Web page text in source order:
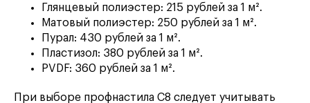
Глянцевый полиэстер: 215 рублей за 1 м².
Матовый полиэстер: 250 рублей за 1 м².
Пурал: 430 рублей за 1 м².
Пластизол: 380 рублей за 1 м².
PVDF: 360 рублей за 1 м².
При выборе профнастила С8 следует учитывать